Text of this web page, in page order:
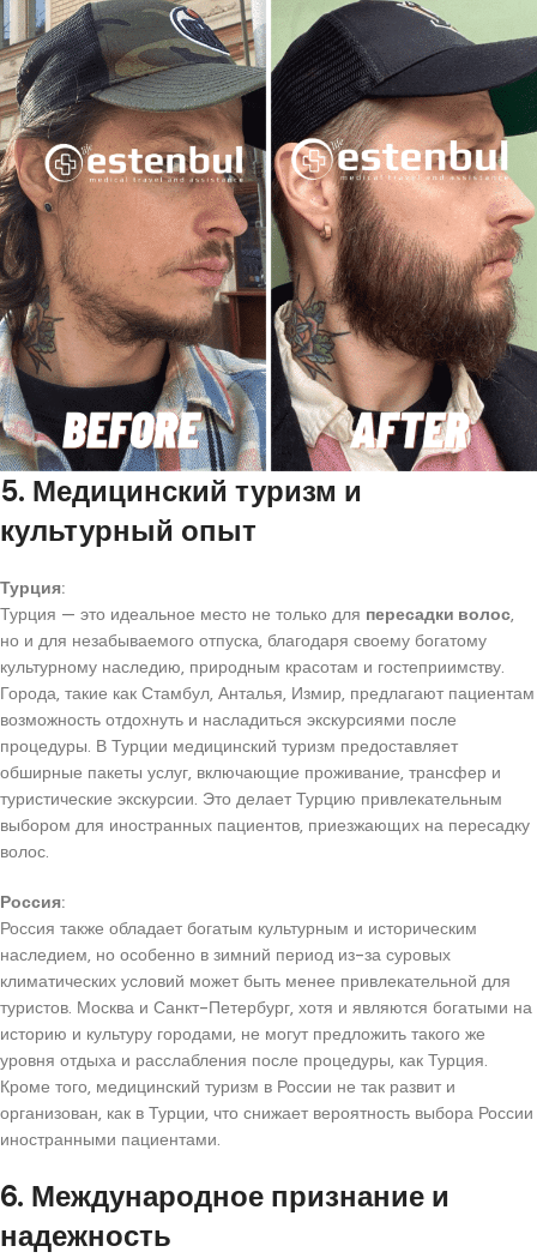
5. Медицинский туризм и
культурный опыт
Турция:
Турция — это идеальное место не только для пересадки волос,
но и для незабываемого отпуска, благодаря своему богатому
культурному наследию, природным красотам и гостеприимству.
Города, такие как Стамбул, Анталья, Измир, предлагают пациентам
возможность отдохнуть и насладиться экскурсиями после
процедуры. В Турции медицинский туризм предоставляет
обширные пакеты услуг, включающие проживание, трансфер и
туристические экскурсии. Это делает Турцию привлекательным
выбором для иностранных пациентов, приезжающих на пересадку
волос.
Россия:
Россия также обладает богатым культурным и историческим
наследием, но особенно в зимний период из-за суровых
климатических условий может быть менее привлекательной для
туристов. Москва и Санкт-Петербург, хотя и являются богатыми на
историю и культуру городами, не могут предложить такого же
уровня отдыха и расслабления после процедуры, как Турция.
Кроме того, медицинский туризм в России не так развит и
организован, как в Турции, что снижает вероятность выбора России
иностранными пациентами.
6. Международное признание и
надежность